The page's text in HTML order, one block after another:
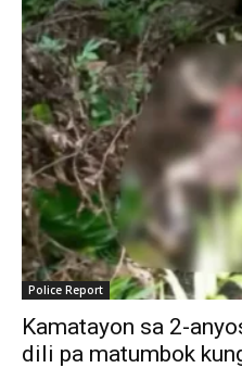
Police Report
Kamatayon sa 2-
dili pa matumbok